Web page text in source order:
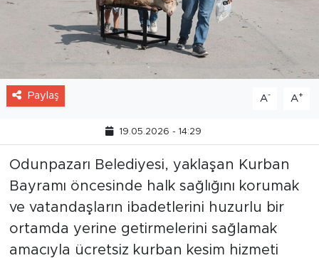
Paylaş A- A+
19.05.2026 - 14:29
Odunpazarı Belediyesi, yaklaşan Kurban
Bayramı öncesinde halk sağlığını korumak
ve vatandaşların ibadetlerini huzurlu bir
ortamda yerine getirmelerini sağlamak
amacıyla ücretsiz kurban kesim hizmeti